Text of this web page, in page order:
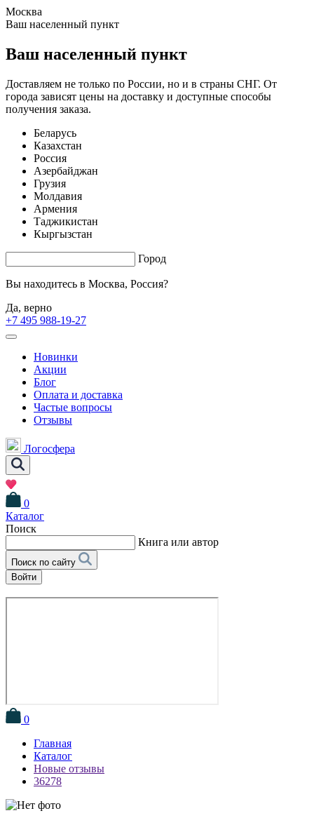
Москва
Ваш населенный пункт
Ваш населенный пункт
Доставляем не только по России, но и в страны СНГ. От
города зависят цены на доставку и доступные способы
получения заказа.
Беларусь
Казахстан
Россия
Азербайджан
Грузия
Молдавия
Армения
Таджикистан
Кыргызстан
Город
Вы находитесь в Москва, Россия?
Да, верно
+7 495 988-19-27
Новинки
Акции
Блог
Оплата и доставка
Частые вопросы
Отзывы
Логосфера
0
Каталог
Поиск
Книга или автор
Поиск по сайту
Войти
0
Главная
Каталог
Новые отзывы
36278